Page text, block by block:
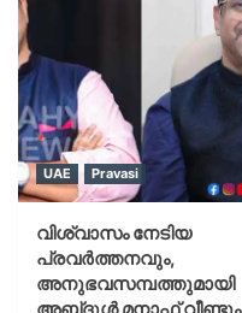
UAE Pravasi
വിശ്വാസം നേടിയ
പ്രവർത്തനവും,
അനുഭവസമ്പത്തുമായി